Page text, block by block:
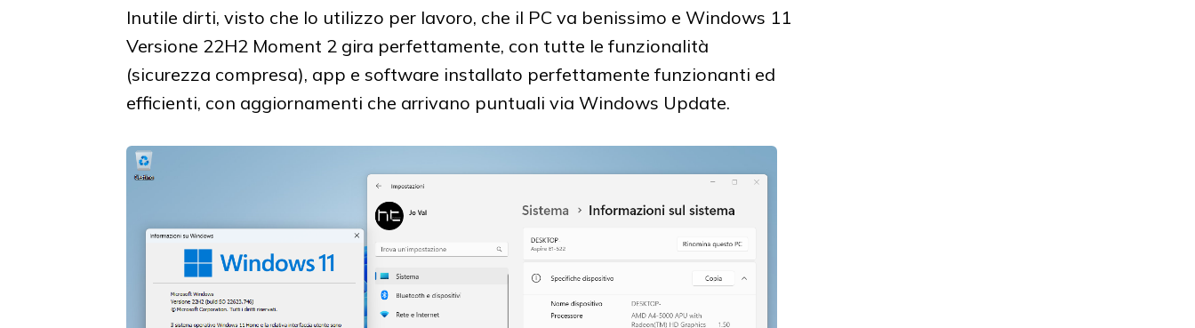
Inutile dirti, visto che lo utilizzo per lavoro, che il PC va benissimo e Windows 11
Versione 22H2 Moment 2 gira perfettamente, con tutte le funzionalità
(sicurezza compresa), app e software installato perfettamente funzionanti ed
efficienti, con aggiornamenti che arrivano puntuali via Windows Update.